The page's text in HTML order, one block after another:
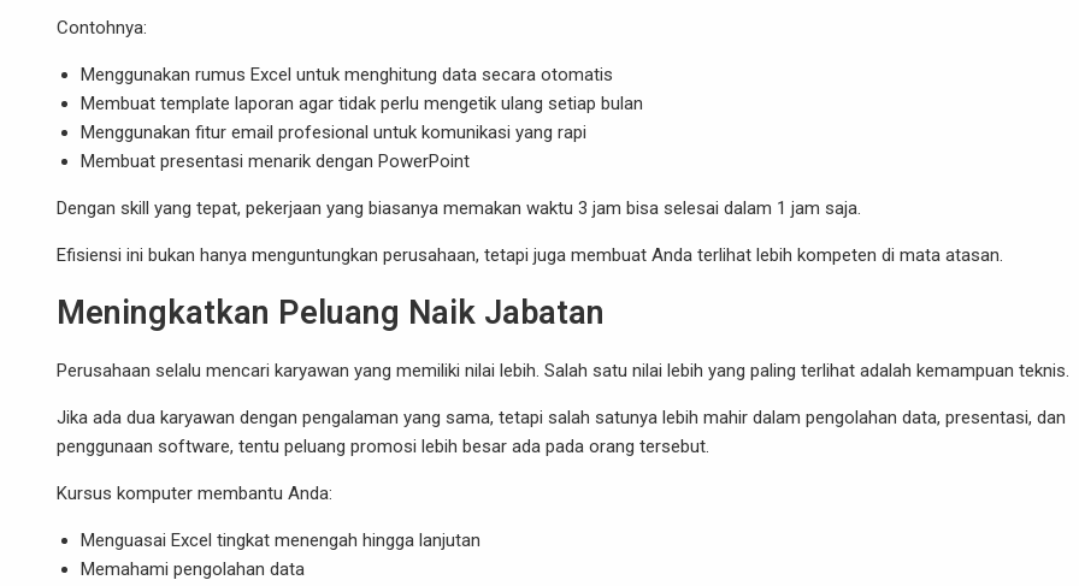
Contohnya:
Menggunakan rumus Excel untuk menghitung data secara otomatis
Membuat template laporan agar tidak perlu mengetik ulang setiap bulan
Menggunakan fitur email profesional untuk komunikasi yang rapi
Membuat presentasi menarik dengan PowerPoint
Dengan skill yang tepat, pekerjaan yang biasanya memakan waktu 3 jam bisa selesai dalam 1 jam saja.
Efisiensi ini bukan hanya menguntungkan perusahaan, tetapi juga membuat Anda terlihat lebih kompeten di mata atasan.
Meningkatkan Peluang Naik Jabatan
Perusahaan selalu mencari karyawan yang memiliki nilai lebih. Salah satu nilai lebih yang paling terlihat adalah kemampuan teknis.
Jika ada dua karyawan dengan pengalaman yang sama, tetapi salah satunya lebih mahir dalam pengolahan data, presentasi, dan
penggunaan software, tentu peluang promosi lebih besar ada pada orang tersebut.
Kursus komputer membantu Anda:
Menguasai Excel tingkat menengah hingga lanjutan
Memahami pengolahan data